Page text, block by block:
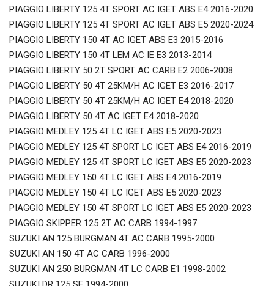
PIAGGIO LIBERTY 125 4T SPORT AC IGET ABS E4 2016-2020
PIAGGIO LIBERTY 125 4T SPORT AC IGET ABS E5 2020-2024
PIAGGIO LIBERTY 150 4T AC IGET ABS E3 2015-2016
PIAGGIO LIBERTY 150 4T LEM AC IE E3 2013-2014
PIAGGIO LIBERTY 50 2T SPORT AC CARB E2 2006-2008
PIAGGIO LIBERTY 50 4T 25KM/H AC IGET E3 2016-2017
PIAGGIO LIBERTY 50 4T 25KM/H AC IGET E4 2018-2020
PIAGGIO LIBERTY 50 4T AC IGET E4 2018-2020
PIAGGIO MEDLEY 125 4T LC IGET ABS E5 2020-2023
PIAGGIO MEDLEY 125 4T SPORT LC IGET ABS E4 2016-2019
PIAGGIO MEDLEY 125 4T SPORT LC IGET ABS E5 2020-2023
PIAGGIO MEDLEY 150 4T LC IGET ABS E4 2016-2019
PIAGGIO MEDLEY 150 4T LC IGET ABS E5 2020-2023
PIAGGIO MEDLEY 150 4T SPORT LC IGET ABS E5 2020-2023
PIAGGIO SKIPPER 125 2T AC CARB 1994-1997
SUZUKI AN 125 BURGMAN 4T AC CARB 1995-2000
SUZUKI AN 150 4T AC CARB 1996-2000
SUZUKI AN 250 BURGMAN 4T LC CARB E1 1998-2002